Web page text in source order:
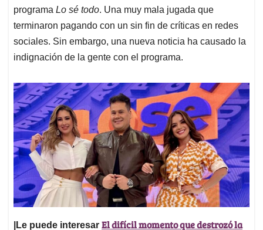
programa Lo sé todo. Una muy mala jugada que
terminaron pagando con un sin fin de críticas en redes
sociales. Sin embargo, una nueva noticia ha causado la
indignación de la gente con el programa.
|Le puede interesar El difícil momento que destrozó la